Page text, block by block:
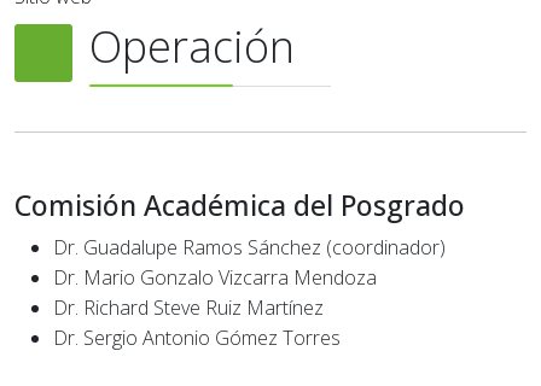
Operación
Comisión Académica del Posgrado
Dr. Guadalupe Ramos Sánchez (coordinador)
Dr. Mario Gonzalo Vizcarra Mendoza
Dr. Richard Steve Ruiz Martínez
Dr. Sergio Antonio Gómez Torres